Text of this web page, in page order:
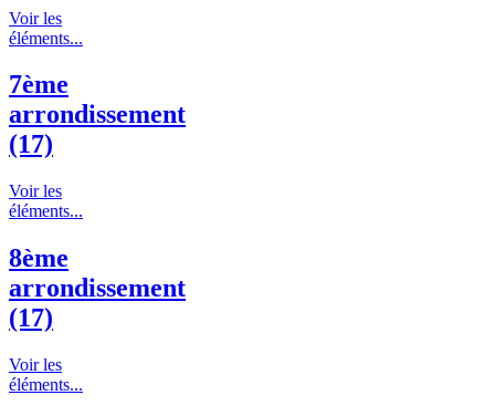
Voir les
éléments...
7ème
arrondissement
(17)
Voir les
éléments...
8ème
arrondissement
(17)
Voir les
éléments...